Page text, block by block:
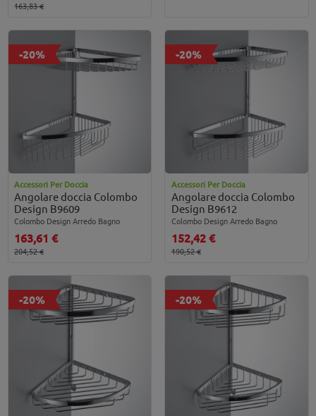
163,83 €
-20%
Accessori Per Doccia
Angolare doccia Colombo
Design B9609
Colombo Design Arredo Bagno
163,61 €
204,52 €
-20%
Accessori Per Doccia
Angolare doccia Colombo
Design B9612
Colombo Design Arredo Bagno
152,42 €
190,52 €
-20% -20%